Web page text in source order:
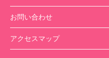
お問い合わせ
アクセスマップ